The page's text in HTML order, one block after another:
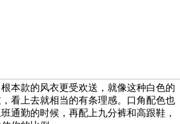
本款的风衣更受欢送，就像这种白色的
看上去就相当的有条理感。口角配色也
通勤的时候，再配上九分裤和高跟鞋，